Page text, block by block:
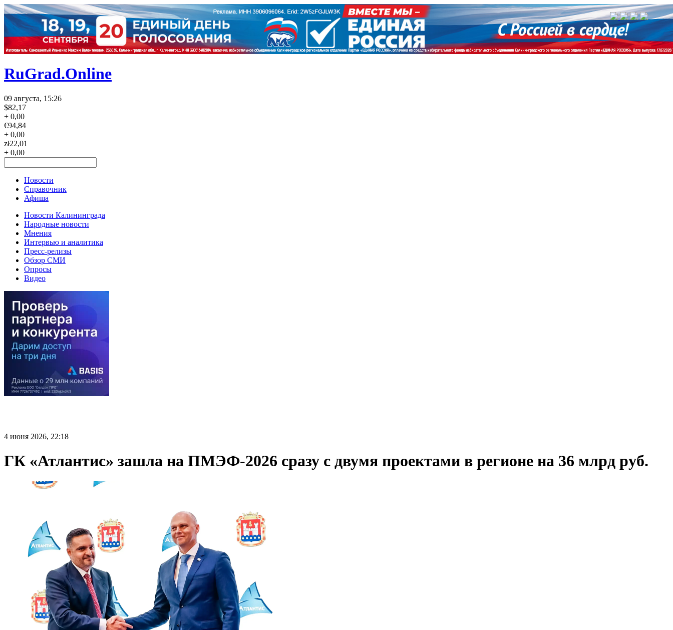
RuGrad.Online
09 августа, 15:26
$82,17
+ 0,00
€94,84
+ 0,00
zł22,01
+ 0,00
Новости
Справочник
Афиша
Новости Калининграда
Народные новости
Мнения
Интервью и аналитика
Пресс-релизы
Обзор СМИ
Опросы
Видео
4 июня 2026, 22:18
ГК «Атлантис» зашла на ПМЭФ-2026 сразу с двумя проектами в регионе на 36 млрд руб.